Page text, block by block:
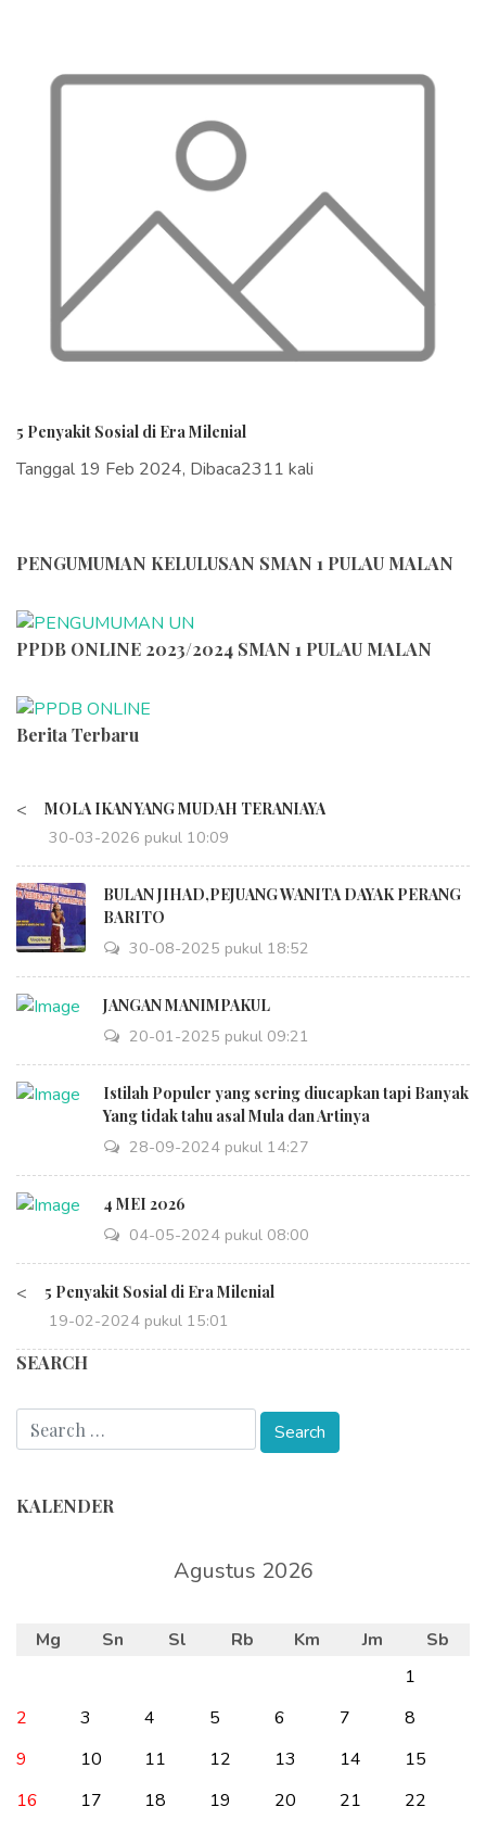
PENGUMUMAN KELULUSAN SMAN 1 PULAU MALAN
PPDB ONLINE 2023/2024 SMAN 1 PULAU MALAN
Berita Terbaru
< MOLA IKAN YANG MUDAH TERANIAYA
30-03-2026 pukul 10:09
BULAN JIHAD,PEJUANG WANITA DAYAK PERANG
BARITO
30-08-2025 pukul 18:52
JANGAN MANIMPAKUL
20-01-2025 pukul 09:21
Istilah Populer yang sering diucapkan tapi Banyak
Yang tidak tahu asal Mula dan Artinya
28-09-2024 pukul 14:27
4 MEI 2026
04-05-2024 pukul 08:00
< 5 Penyakit Sosial di Era Milenial
19-02-2024 pukul 15:01
5 Penyakit Sosial di Era Milenial
Tanggal 19 Feb 2024, Dibaca2311 kali
SEARCH
KALENDER
Agustus 2026
Mg Sn Sl Rb Km Jm
Sb
1
2
3 4 5 6 7
8
9
10 11 12 13 14
15
16
17 18 19 20 21
22